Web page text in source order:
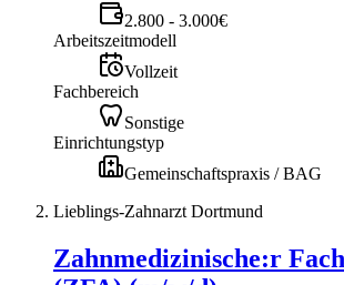
2.800 - 3.000€
Arbeitszeitmodell
Vollzeit
Fachbereich
Sonstige
Einrichtungstyp
Gemeinschaftspraxis / BAG
Lieblings-Zahnarzt Dortmund
Zahnmedizinische:r